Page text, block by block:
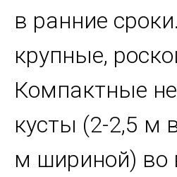
в ранние
крупные,
Компактные
кусты (2-2,5 м
м шириной) во